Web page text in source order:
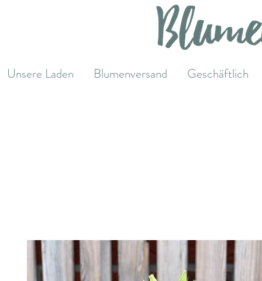
Unsere Laden Blumenversand Geschäftlich